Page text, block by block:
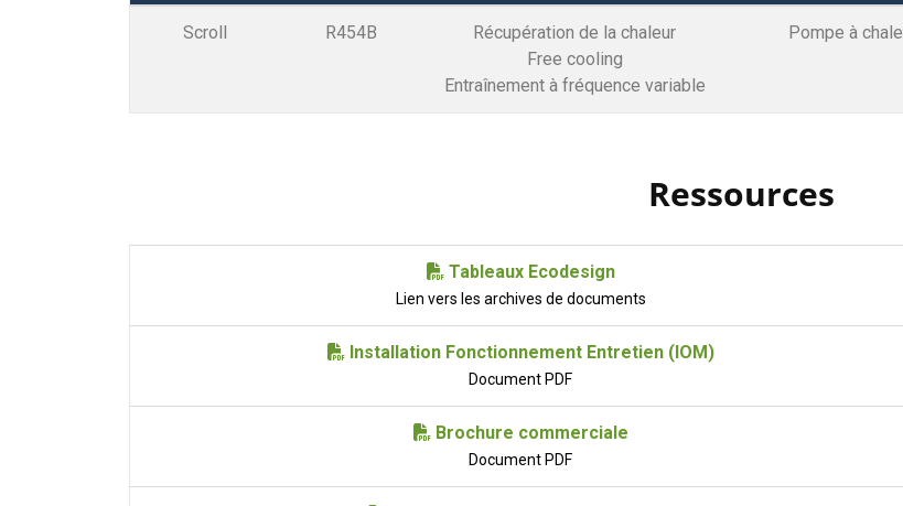
Scroll R454B
Récupération de la chaleur
Free cooling
Entraînement à fréquence variable
Pompe à
Ressources
Tableaux Ecodesign
Lien vers les archives de documents
Installation Fonctionnement Entretien (IOM)
Document PDF
Brochure commerciale
Document PDF